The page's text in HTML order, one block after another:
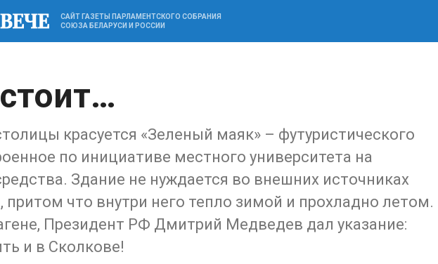
САЙТ ГАЗЕТЫ ПАРЛАМЕНТСКОГО СОБРАНИЯ
СОЮЗА БЕЛАРУСИ И РОССИИ
красуется «Зеленый маяк» – футуристического
по инициативе местного университета на
Здание не нуждается во внешних источниках
притом что внутри него тепло зимой и прохладно летом.
Президент РФ Дмитрий Медведев дал указание:
и в Сколкове!